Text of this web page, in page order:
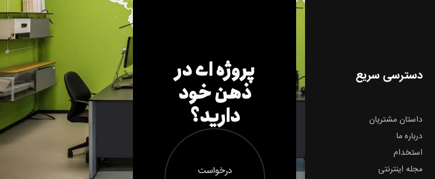
دسترسی سریع
داستان مشتریان
درباره ما
استخدام
مجله اینترنتی
پروژه ای در
ذهن خود
دارید؟
درخواست